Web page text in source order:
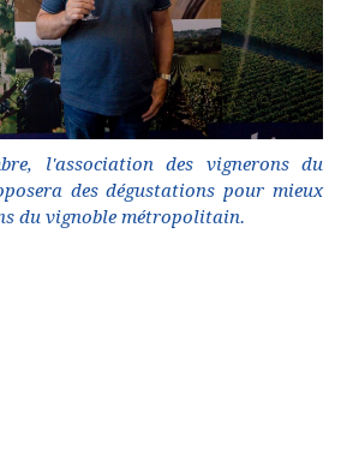
l'association des vignerons du
des dégustations pour mieux
du vignoble métropolitain.